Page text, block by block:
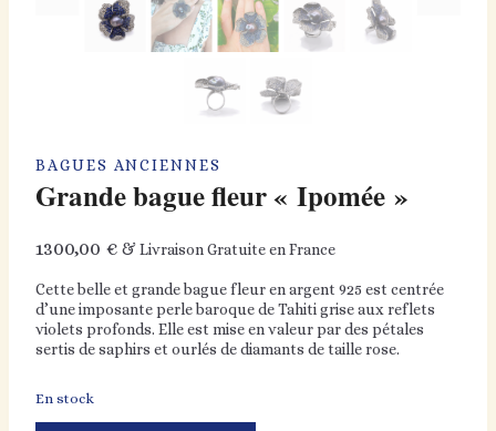
BAGUES ANCIENNES
Grande bague fleur « Ipomée »
1300,00 € & Livraison Gratuite en France
Cette belle et grande bague fleur en argent 925 est centrée
d’une imposante perle baroque de Tahiti grise aux reflets
violets profonds. Elle est mise en valeur par des pétales
sertis de saphirs et ourlés de diamants de taille rose.
En stock